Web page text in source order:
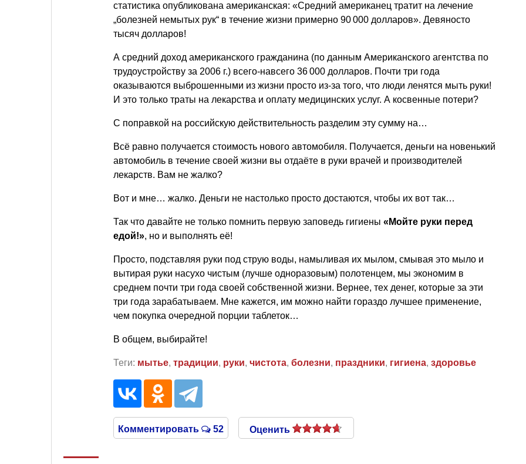
статистика опубликована американская: «Средний американец тратит на лечение
„болезней немытых рук“ в течение жизни примерно 90 000 долларов». Девяносто
тысяч долларов!
А средний доход американского гражданина (по данным Американского агентства по
трудоустройству за 2006 г.) всего-навсего 36 000 долларов. Почти три года
оказываются выброшенными из жизни просто из-за того, что люди ленятся мыть руки!
И это только траты на лекарства и оплату медицинских услуг. А косвенные потери?
С поправкой на российскую действительность разделим эту сумму на…
Всё равно получается стоимость нового автомобиля. Получается, деньги на новенький
автомобиль в течение своей жизни вы отдаёте в руки врачей и производителей
лекарств. Вам не жалко?
Вот и мне… жалко. Деньги не настолько просто достаются, чтобы их вот так…
Так что давайте не только помнить первую заповедь гигиены «Мойте руки перед
едой!», но и выполнять её!
Просто, подставляя руки под струю воды, намыливая их мылом, смывая это мыло и
вытирая руки насухо чистым (лучше одноразовым) полотенцем, мы экономим в
среднем почти три года своей собственной жизни. Вернее, тех денег, которые за эти
три года зарабатываем. Мне кажется, им можно найти гораздо лучшее применение,
чем покупка очередной порции таблеток…
В общем, выбирайте!
Теги: мытье, традиции, руки, чистота, болезни, праздники, гигиена, здоровье
Комментировать 52 Оценить